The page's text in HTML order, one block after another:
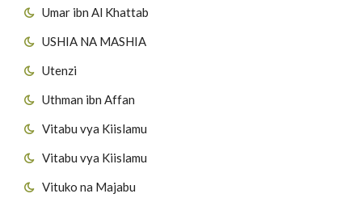
Umar ibn Al Khattab
USHIA NA MASHIA
Utenzi
Uthman ibn Affan
Vitabu vya Kiislamu
Vitabu vya Kiislamu
Vituko na Majabu